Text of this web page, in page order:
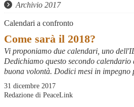
Archivio 2017
Calendari a confronto
Come sarà il 2018?
Vi proponiamo due calendari, uno
Dedichiamo questo secondo
buona volontà. Dodici mesi in impegno
31 dicembre 2017
Redazione di PeaceLink